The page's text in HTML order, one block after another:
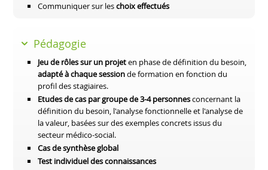
Communiquer sur leschoix effectués
Pédagogie
Jeu de rôles sur un projeten phase de définition du besoin,
adapté à chaque sessionde formation en fonction du
profil des stagiaires.
Etudes de cas par groupe de 3-4 personnesconcernant la
définition du besoin, l'analyse fonctionnelle et l'analyse de
la valeur, basées sur des exemples concrets issus du
secteur médico-social.
Cas de synthèse global
Test individuel des connaissances